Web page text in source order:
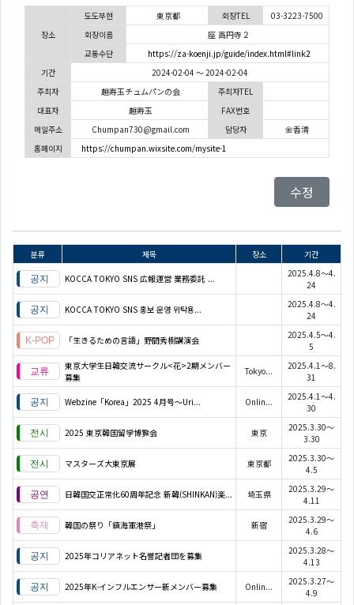
장소
도도부현 東京都 회장TEL
03-3223-7500
회장이름
座 高円寺２
교통수단
https://za-koenji.jp/guide/index.html#link2
기간
2024-02-04 ～ 2024-02-04
주최자
趙寿玉チュムパンの会
주최자TEL
대표자
趙寿玉
FAX번호
메일주소
Chumpan730@gmail.com 담당자
金香清
홈페이지
https://chumpan.wixsite.com/mysite-1
수정
분류 제목 장소 기간
KOCCA TOKYO SNS 広報運営 業務委託 ...
2025.4.8～4.
24
KOCCA TOKYO SNS 홍보 운영 위탁용...
2025.4.8～4.
24
「生きるための言語」野間秀樹講演会
2025.4.5～4.
5
東京大学生日韓交流サークル<花>2期メンバー
募集
Tokyo...
2025.4.1～8.
31
Webzine「Korea」2025 4月号～Uri... Onlin...
2025.4.1～4.
30
2025 東京韓国留学博覧会 東京
2025.3.30～
3.30
マスターズ大東京展 東京都
2025.3.30～
4.5
日韓国交正常化60周年記念 新韓(SHINKAN)楽... 埼玉県
2025.3.29～
4.11
韓国の祭り「鎮海軍港祭」 新宿
2025.3.29～
4.6
2025年コリアネット名誉記者団を募集
2025.3.28～
4.13
2025年K-インフルエンサー新メンバー募集 Onlin...
2025.3.27～
4.9